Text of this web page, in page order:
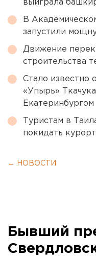
выиграла
В
запустили
Движение
строительства
Стало известно
«Упырь»
Екатеринбургом
Туристам в
покидать
← НОВОСТИ
Бывший